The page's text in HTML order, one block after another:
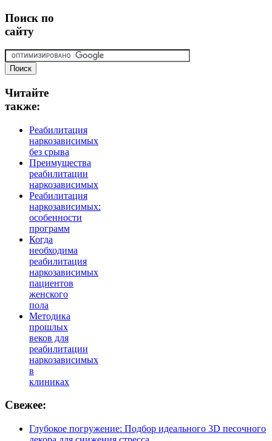
Поиск по
сайту
Читайте
также:
Реабилитация
наркозависимых
без срыва
Преимущества
реабилитации
наркозависимых
Реабилитация
наркозависимых:
особенности
программ
Когда
необходима
реабилитация
наркозависимых
пациентов
женского
пола
Методика
прошлых
веков для
реабилитации
наркозависимых
в
клиниках
Свежее:
Глубокое погружение: Подбор идеального 3D песочного